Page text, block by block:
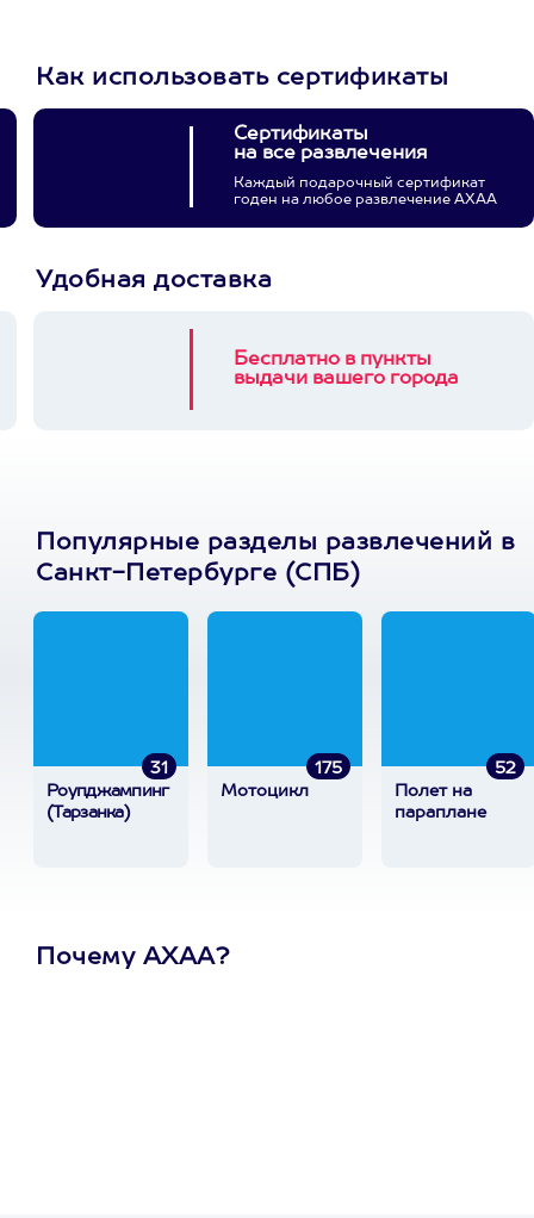
Как использовать сертификаты
Сертификаты
на все развлечения
Каждый подарочный сертификат
годен на любое развлечение АХАА
Удобная доставка
Бесплатно в пункты
выдачи вашего города
Популярные разделы развлечений в
Санкт-Петербурге (СПБ)
31
Роупджампинг
(Тарзанка)
175
Мотоцикл
52
Полет на
параплане
Почему АХАА?